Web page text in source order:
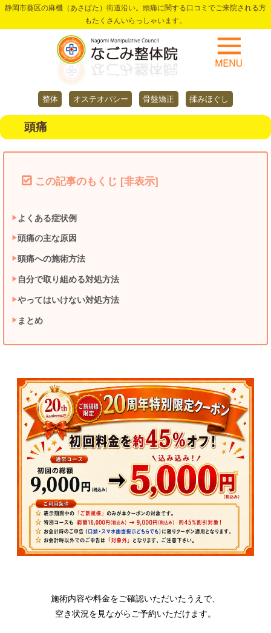
静岡市葵区の麻機（あさばた）街道沿い。頭痛に関する口コミでご来院される方
もたくさんいらっしゃいます。
整体 オステオパシー 骨盤矯正 揉みほぐし
頭痛
この記事のもくじ [非表示]
よくある症状例
頭痛の主な原因
頭痛への施術方法
自分で取り組める対処方法
やってはいけない対処方法
まとめ
施術内容や料金をご確認いただいたうえで、
空き状況を見ながらご予約いただけます。